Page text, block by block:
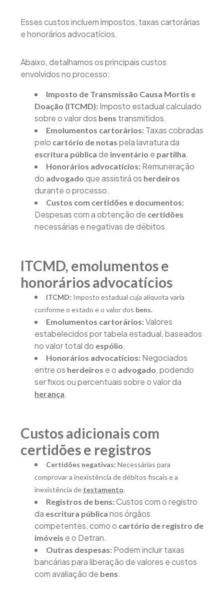
Esses custos incluem impostos, taxas cartorárias
e honorários advocatícios.
Abaixo, detalhamos os principais custos
envolvidos no processo:
Imposto de Transmissão Causa Mortis e
Doação (ITCMD): Imposto estadual calculado
sobre o valor dos bens transmitidos.
Emolumentos cartorários: Taxas cobradas
pelo cartório de notas pela lavratura da
escritura pública de inventário e partilha.
Honorários advocatícios: Remuneração
do advogado que assistirá os herdeiros
durante o processo.
Custos com certidões e documentos:
Despesas com a obtenção de certidões
necessárias e negativas de débitos.
ITCMD, emolumentos e
honorários advocatícios
ITCMD: Imposto estadual cuja alíquota varia
conforme o estado e o valor dos bens.
Emolumentos cartorários:Valores
estabelecidos por tabela estadual, baseados
no valor total do espólio.
Honorários advocatícios: Negociados
entre os herdeiros e o advogado, podendo
ser fixos ou percentuais sobre o valor da
herança.
Custos adicionais com
certidões e registros
Certidões negativas: Necessárias para
comprovar a inexistência de débitos fiscais e a
inexistência de testamento.
Registros de bens:Custos com o registro
da escritura pública nos órgãos
competentes, como o cartório de registro de
imóveis e o Detran.
Outras despesas: Podem incluir taxas
bancárias para liberação de valores e custos
com avaliação de bens.